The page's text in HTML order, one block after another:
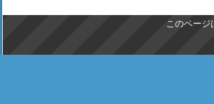
このページ